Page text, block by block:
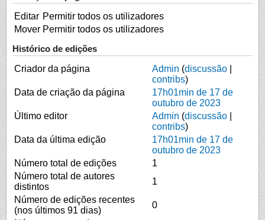
Editar Permitir todos os utilizadores
Mover Permitir todos os utilizadores
Histórico de edições
Criador da página
Admin (discussão
contribs)
Data de criação da página
17h01min de 17 de
outubro de 2023
Último editor
Admin (discussão
contribs)
Data da última edição
17h01min de 17 de
outubro de 2023
Número total de edições
1
Número total de autores
distintos
1
Número de edições recentes
(nos últimos 91 dias)
0